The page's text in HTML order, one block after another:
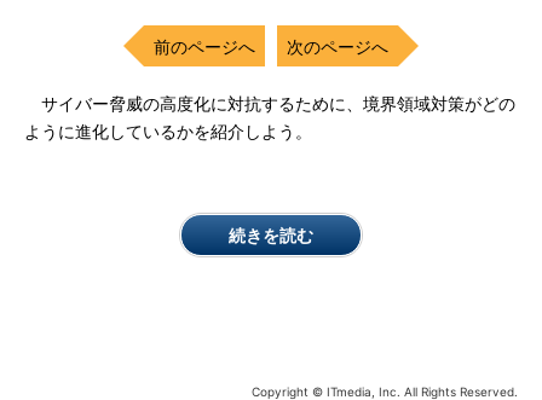
前のページへ 次のページへ
サイバー脅威の高度化に対抗するために、境界領域対策がどの
ように進化しているかを紹介しよう。
続きを読む
Copyright © ITmedia, Inc. All Rights Reserved.